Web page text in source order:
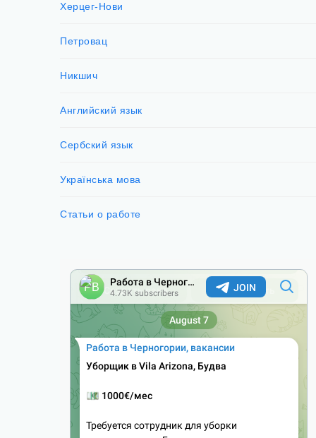
Херцег-Нови
Петровац
Никшич
Английский язык
Сербский язык
Українська мова
Статьи о работе